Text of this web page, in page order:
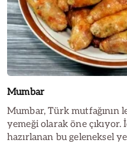
Mumbar
Mumbar, Türk mutfağının
yemeği olarak öne
hazırlanan bu geleneksel